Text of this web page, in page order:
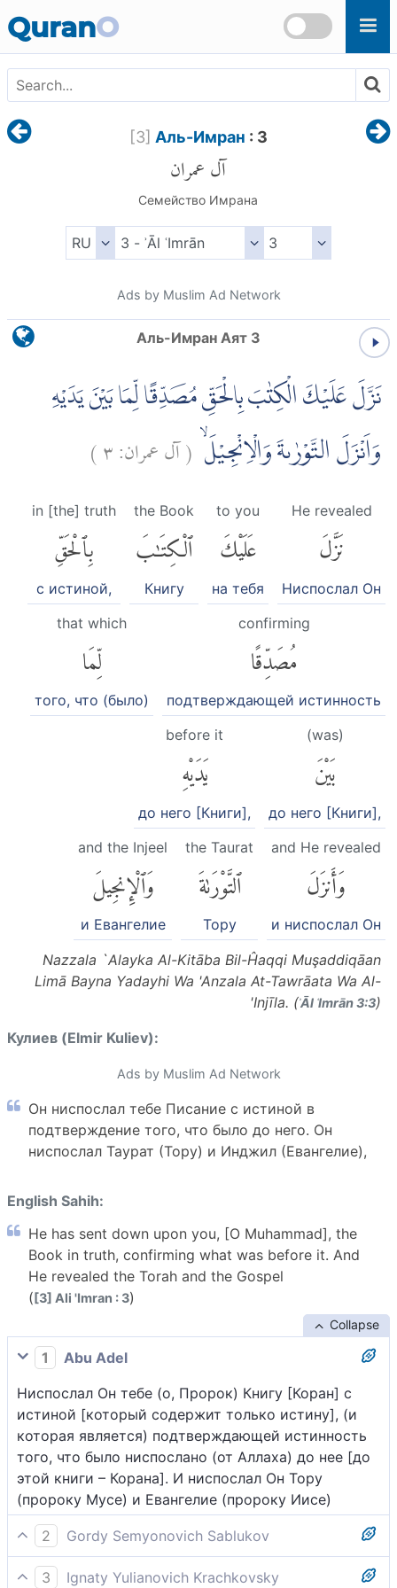
QuranO
[3] Аль-Имран : 3
آل عمران
Семейство Имрана
Ads by Muslim Ad Network
Аль-Имран Аят 3
نَزَّلَ عَلَيْكَ الْكِتٰبَ بِالْحَقِّ مُصَدِّقًا لِّمَا بَيْنَ يَدَيْهِ
وَاَنْزَلَ التَّوْرٰىةَ وَالْاِنْجِيْلَۙ (آل عمران:٣)
He revealed
نَزَّلَ
Ниспослал Он
to you
عَلَيْكَ
на тебя
the Book
ٱلْكِتَٰبَ
Книгу
in [the] truth
بِٱلْحَقِّ
с истиной,
confirming
مُصَدِّقًا
подтверждающей истинность
that which
لِّمَا
того, что (было)
(was)
بَيْنَ
до него [Книги],
before it
يَدَيْهِ
до него [Книги],
and He revealed
وَأَنزَلَ
и ниспослал Он
the Taurat
ٱلتَّوْرَىٰةَ
Тору
and the Injeel
وَٱلْإِنجِيلَ
и Евангелие
Nazzala `Alayka Al-Kitāba Bil-Ĥaqqi Muşaddiqāan
Limā Bayna Yadayhi Wa 'Anzala At-Tawrāata Wa Al-
'Injīla. (ʾĀl ʿImrān 3:3)
Кулиев (Elmir Kuliev):
Ads by Muslim Ad Network
Он ниспослал тебе Писание с истиной в
подтверждение того, что было до него. Он
ниспослал Таурат (Тору) и Инджил (Евангелие),
English Sahih:
He has sent down upon you, [O Muhammad], the
Book in truth, confirming what was before it. And
He revealed the Torah and the Gospel
([3] Ali 'Imran : 3)
Collapse
1
Abu Adel
Ниспослал Он тебе (о, Пророк) Книгу [Коран] с
истиной [который содержит только истину], (и
которая является) подтверждающей истинность
того, что было ниспослано (от Аллаха) до нее [до
этой книги – Корана]. И ниспослал Он Тору
(пророку Мусе) и Евангелие (пророку Иисе)
2
Gordy Semyonovich Sablukov
Поистине, Он свыше ниспослал тебе это писание в
3
Ignaty Yulianovich Krachkovsky